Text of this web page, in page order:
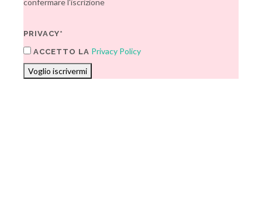
confermare l'iscrizione
PRIVACY*
ACCETTO LA Privacy Policy
Voglio iscrivermi